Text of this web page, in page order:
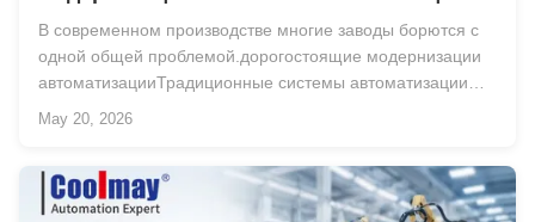
помощью ПЛК Coolmay HMI «Все в одном»
контроллере машины для запечатывания
В современном производстве многие заводы борются с
одной общей проблемой.дорогостоящие модернизации
автоматизацииТрадиционные системы автоматизации
часто требуют отдельных ПЛК, HMI, электрических
прои...
May 20, 2026